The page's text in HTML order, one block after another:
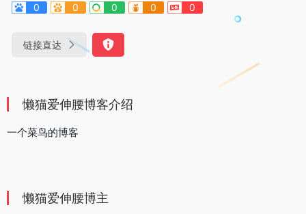
0
0 0 0 0
链接直达
懒猫爱伸腰博客介绍
一个菜鸟的博客
懒猫爱伸腰博主